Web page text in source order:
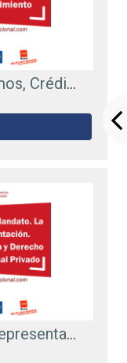
Las Obligaciones. Prestamos, Créditos y Reconocimiento
El Poder o Mandato. La Representación. Introducción y Derecho Internacional Privado